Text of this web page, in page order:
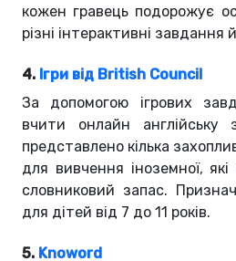
кожен гравець подорожує
різні інтерактивні завдання
4. Ігри від British Council
За допомогою ігрових
вчити онлайн
представлено кілька
для вивчення іноземної,
словниковий запас.
для дітей від 7 до 11 років.
5. Knoword